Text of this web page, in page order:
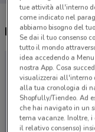
Negozi Trisa a
tue attività all'interno
come indicato nel
abbiamo bisogno del
Se dai il tuo consenso
tutto il mondo
idea accedendo a
nostra App. Cosa
visualizzerai all'interno
alla tua cronologia di
Shopfully/Tiendeo. Ad
che hai navigato in un
tema vacanze. Inoltre,
il relativo consenso)